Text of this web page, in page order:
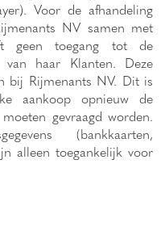
Voor de afhandeling
NV samen met
geen toegang tot de
van haar Klanten. Deze
bij Rijmenants NV. Dit is
aankoop opnieuw de
gevraagd worden.
(bankkaarten,
alleen toegankelijk voor